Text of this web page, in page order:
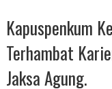
Kapuspenkum
Terhambat
Jaksa Agung.